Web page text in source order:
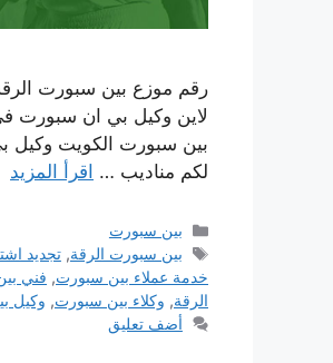
رقم موزع بين سبورت
بين سبورت الكويت وكيل
لكم مناديب … اقرأ المزيد
التصنيفات
بين سبورت
الوسوم
بين سبورت الرقة,تجديد
خدمة عملاء بين سبورت, فني
الرقة, وكلاء بين سبورت, وكيل
أضف تعليق